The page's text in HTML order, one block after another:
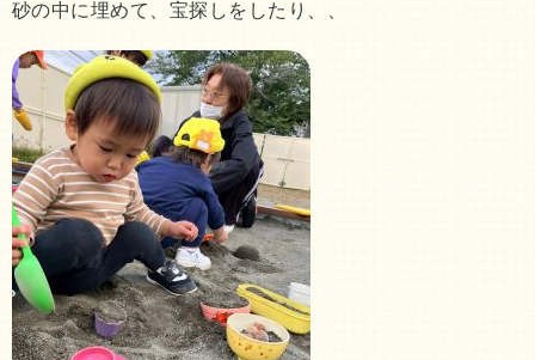
砂の中に埋めて、宝探しをしたり、、